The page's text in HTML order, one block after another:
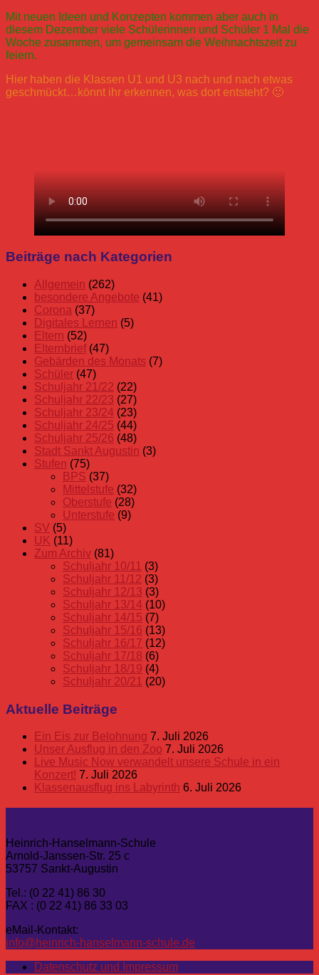
Mit neuen Ideen und Konzepten kommen aber auch in
diesem Dezember viele Schülerinnen und Schüler 1 Mal die
Woche zusammen, um gemeinsam die Weihnachtszeit zu
feiern.
Hier haben die Klassen U1 und U3 nach und nach etwas
geschmückt…könnt ihr erkennen, was dort entsteht? 🙂
Allgemein
Schuljahr
Stufen
Unterstufe
AdventAdventssingenCoronaTannenbaum
Beiträge nach Kategorien
Allgemein (262)
besondere Angebote (41)
Corona (37)
Digitales Lernen (5)
Eltern (52)
Elternbrief(47)
Gebärden des Monats (7)
Schüler (47)
Schuljahr 21/22 (22)
Schuljahr 22/23 (27)
Schuljahr 23/24 (23)
Schuljahr 24/25 (44)
Schuljahr 25/26 (48)
Stadt Sankt Augustin (3)
Stufen (75)
BPS (37)
Mittelstufe (32)
Oberstufe (28)
Unterstufe (9)
SV (5)
UK (11)
Zum Archiv (81)
Schuljahr 10/11 (3)
Schuljahr 11/12 (3)
Schuljahr 12/13 (3)
Schuljahr 13/14 (10)
Schuljahr 14/15 (7)
Schuljahr 15/16 (13)
Schuljahr 16/17 (12)
Schuljahr 17/18 (6)
Schuljahr 18/19 (4)
Schuljahr 20/21 (20)
Aktuelle Beiträge
Ein Eis zur Belohnung 7. Juli 2026
Unser Ausflug in den Zoo 7. Juli 2026
Live Music Now verwandelt unsere Schule in ein
Konzert! 7. Juli 2026
Klassenausflug ins Labyrinth 6. Juli 2026
Heinrich-Hanselmann-Schule
Arnold-Janssen-Str. 25 c
53757 Sankt-Augustin
Tel.: (0 22 41) 86 30
FAX : (0 22 41) 86 33 03
eMail-Kontakt:
info@heinrich-hanselmann-schule.de
Datenschutz und Impressum